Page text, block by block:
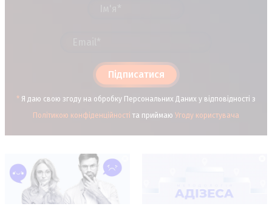
Підписатися
* Я даю свою згоду на обробку Персональних Даних у відповідності з
Політикою конфіденційності та приймаю Угоду користувача